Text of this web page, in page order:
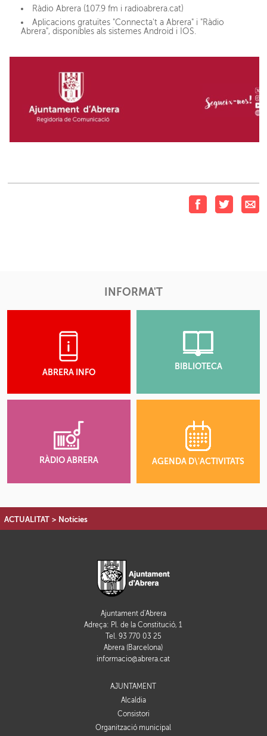
Ràdio Abrera (107.9 fm i radioabrera.cat)
Aplicacions gratuïtes "Connecta't a Abrera" i "Ràdio
Abrera", disponibles als sistemes Android i IOS.
INFORMA'T
ABRERA INFO
BIBLIOTECA
RÀDIO ABRERA AGENDA D\'ACTIVITATS
ACTUALITAT > Notícies
Ajuntament d'Abrera
Adreça: Pl. de la Constitució, 1
Tel. 93 770 03 25
Abrera (Barcelona)
informacio@abrera.cat
AJUNTAMENT
Alcaldia
Consistori
Organització municipal